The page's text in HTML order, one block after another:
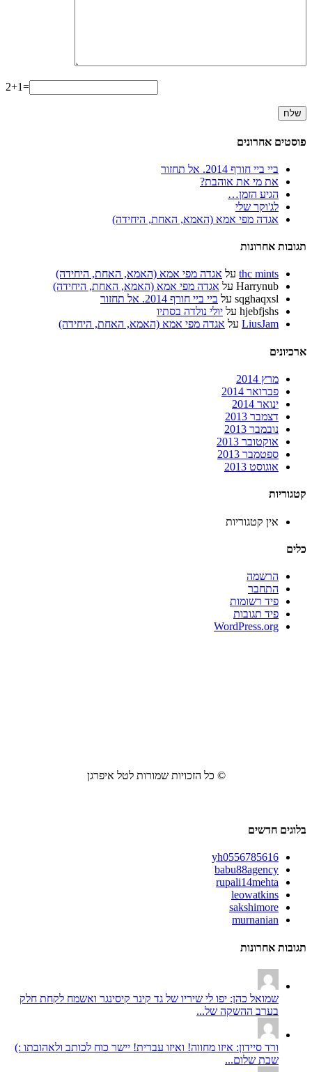
2+1=
פוסטים אחרונים
ביי ביי חורף 2014. אל תחזור
את מי את אוהבת?
הגיע הזמן…
לג'וקר שלי
אגדה מפי אמא (האמא, האחת, היחידה)
תגובות אחרונות
thc mints על אגדה מפי אמא (האמא, האחת, היחידה)
Harrynub על אגדה מפי אמא (האמא, האחת, היחידה)
sqghaqxsl על ביי ביי חורף 2014. אל תחזור
hjebfjshs על יולי נולדה בסתיו
LiusJam על אגדה מפי אמא (האמא, האחת, היחידה)
ארכיונים
מרץ 2014
פברואר 2014
ינואר 2014
דצמבר 2013
נובמבר 2013
אוקטובר 2013
ספטמבר 2013
אוגוסט 2013
קטגוריות
אין קטגוריות
כלים
הרשמה
התחבר
פיד רשומות
פיד תגובות
WordPress.org
© כל הזכויות שמורות לטל איפרגן
בלוגים חדשים
yh0556785616
babu88agency
rupali14mehta
leowatkins
sakshimore
murnanian
תגובות אחרונות
שמואל כהן: יפו לי שיריו של גד קינר קיסינגר ואשמח לקחת חלק
בערב ההשקה של...
ורד סיידון: איזו מחווה! ואיזו עברית! יישר כוח לכותב ולאהובתו :)
שבת שלום...